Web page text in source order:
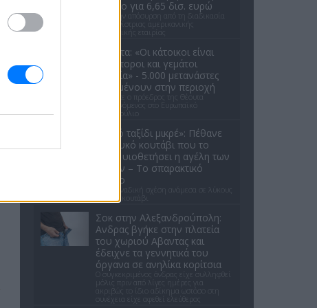
Appolo για 6,65 δισ. ευρώ
Μετά την απόσυρση από τη διαδικασία
ανταγωνίστριας αμερικανικής
επενδυτικής εταιρίας
Θέουτα: «Οι κάτοικοι είναι
ανήμποροι και γεμάτοι
αγωνία» - 5.000 μετανάστες
παραμένουν στην περιοχή
Όσα είπε ο πρόεδρος της Θέουτα
απευθυνόμενος στο Ευρωπαϊκό
«Καλό ταξίδι μικρέ»: Πέθανε
το λευκό κουτάβι που το
είχαν υιοθετήσει η αγέλη των
λύκων – Το σπαρακτικό
βίντεο
Μια μοναδική σχέση ανάμεσα σε λύκους
και ένα κουτάβι
Σοκ στην Αλεξανδρούπολη:
Ανδρας βγήκε στην πλατεία
του χωριού Αβαντας και
έδειχνε τα γεννητικά του
όργανα σε ανηλίκα κορίτσια
Ο συγκεκριμένος άνδρας είχε συλληφθεί
μόλις πριν από λίγες ημέρες για
ακριβώς το ίδιο αδίκημα ωστόσο στη
συνέχεια είχε αφεθεί ελεύθερος